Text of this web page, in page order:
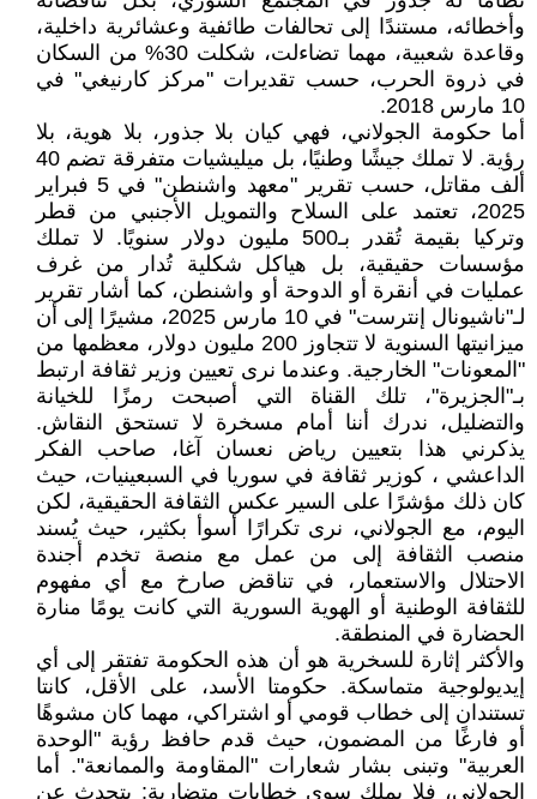
وأخطائه، مستندًا إلى تحالفات طائفية وعشائرية داخلية،
وقاعدة شعبية، مهما تضاءلت، شكلت 30% من السكان
في ذروة الحرب، حسب تقديرات "مركز كارنيغي" في
10 مارس 2018.
أما حكومة الجولاني، فهي كيان بلا جذور، بلا هوية، بلا
رؤية. لا تملك جيشًا وطنيًا، بل ميليشيات متفرقة تضم 40
ألف مقاتل، حسب تقرير "معهد واشنطن" في 5 فبراير
2025، تعتمد على السلاح والتمويل الأجنبي من قطر
وتركيا بقيمة تُقدر بـ500 مليون دولار سنويًا. لا تملك
مؤسسات حقيقية، بل هياكل شكلية تُدار من غرف
عمليات في أنقرة أو الدوحة أو واشنطن، كما أشار تقرير
لـ"ناشيونال إنترست" في 10 مارس 2025، مشيرًا إلى أن
ميزانيتها السنوية لا تتجاوز 200 مليون دولار، معظمها من
"المعونات" الخارجية. وعندما نرى تعيين وزير ثقافة ارتبط
بـ"الجزيرة"، تلك القناة التي أصبحت رمزًا للخيانة
والتضليل، ندرك أننا أمام مسخرة لا تستحق النقاش.
يذكرني هذا بتعيين رياض نعسان آغا، صاحب الفكر
الداعشي ، كوزير ثقافة في سوريا في السبعينيات، حيث
كان ذلك مؤشرًا على السير عكس الثقافة الحقيقية، لكن
اليوم، مع الجولاني، نرى تكرارًا أسوأ بكثير، حيث يُسند
منصب الثقافة إلى من عمل مع منصة تخدم أجندة
الاحتلال والاستعمار، في تناقض صارخ مع أي مفهوم
للثقافة الوطنية أو الهوية السورية التي كانت يومًا منارة
الحضارة في المنطقة.
والأكثر إثارة للسخرية هو أن هذه الحكومة تفتقر إلى أي
إيديولوجية متماسكة. حكومتا الأسد، على الأقل، كانتا
تستندان إلى خطاب قومي أو اشتراكي، مهما كان مشوهًا
أو فارغًا من المضمون، حيث قدم حافظ رؤية "الوحدة
العربية" وتبنى بشار شعارات "المقاومة والممانعة". أما
الجولاني، فلا يملك سوى خطابات متضاربة: يتحدث عن